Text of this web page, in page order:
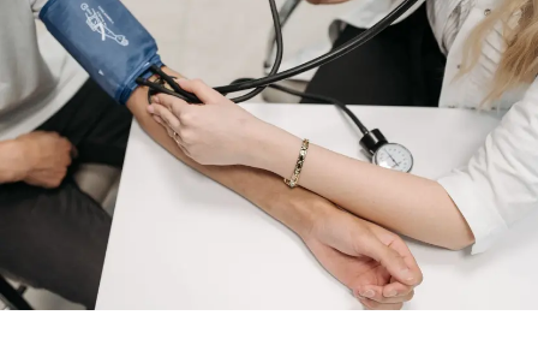
CULTURA
ECONOMIA E LAVORO
EVENTI
SPORT
Streaming
LAC TV